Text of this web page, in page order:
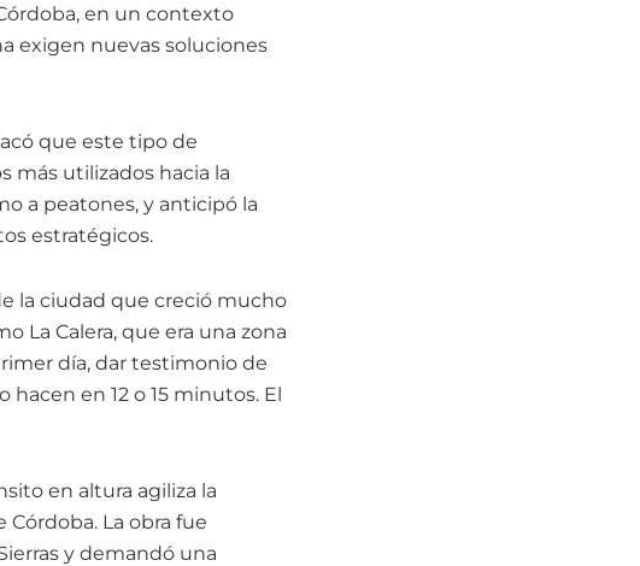
en un contexto
exigen nuevas soluciones
que este tipo de
más utilizados hacia la
a peatones, y anticipó la
estratégicos.
la ciudad que creció mucho
La Calera, que era una zona
día, dar testimonio de
en 12 o 15 minutos. El
en altura agiliza la
La obra fue
y demandó una